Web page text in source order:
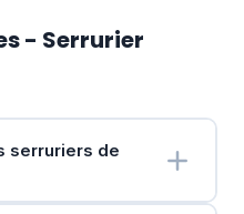
- Serrurier
serruriers de